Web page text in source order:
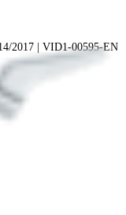
2017 | VID1-00595-EN